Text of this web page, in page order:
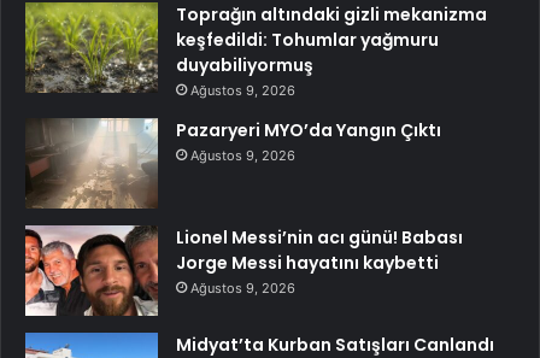
Toprağın altındaki gizli mekanizma
keşfedildi: Tohumlar yağmuru
duyabiliyormuş
Ağustos 9, 2026
Pazaryeri MYO’da Yangın Çıktı
Ağustos 9, 2026
Lionel Messi’nin acı günü! Babası
Jorge Messi hayatını kaybetti
Ağustos 9, 2026
Midyat’ta Kurban Satışları Canlandı